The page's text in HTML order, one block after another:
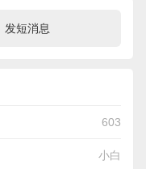
发短消息
603
小白